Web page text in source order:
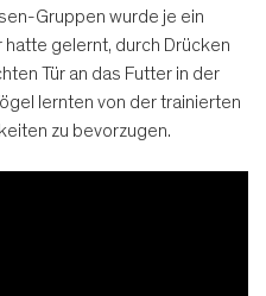
Gruppen wurde je ein
gelernt, durch Drücken
Tür an das Futter in der
lernten von der trainierten
zu bevorzugen.